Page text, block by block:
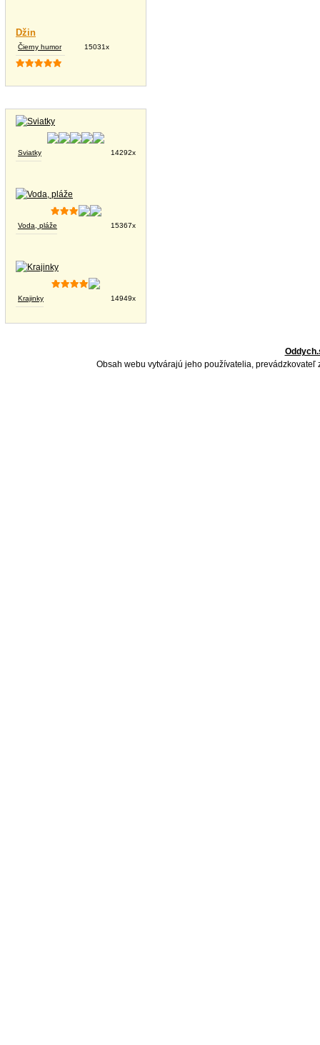
Džin
Čierny humor 15031x
Sviatky 14292x
Voda, pláže 15367x
Krajinky 14949x
Obsah webu vytvárajú jeho používatelia,